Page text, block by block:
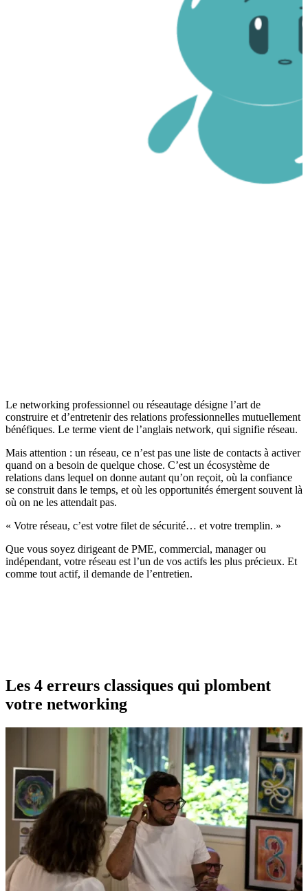
Le networking professionnel ou réseautage désigne l’art de
construire et d’entretenir des relations professionnelles mutuellement
bénéfiques. Le terme vient de l’anglais network, qui signifie réseau.
Mais attention : un réseau, ce n’est pas une liste de contacts à activer
quand on a besoin de quelque chose. C’est un écosystème de
relations dans lequel on donne autant qu’on reçoit, où la confiance
se construit dans le temps, et où les opportunités émergent souvent là
où on ne les attendait pas.
« Votre réseau, c’est votre filet de sécurité… et votre tremplin. »
Que vous soyez dirigeant de PME, commercial, manager ou
indépendant, votre réseau est l’un de vos actifs les plus précieux. Et
comme tout actif, il demande de l’entretien.
Les 4 erreurs classiques qui plombent
votre networking